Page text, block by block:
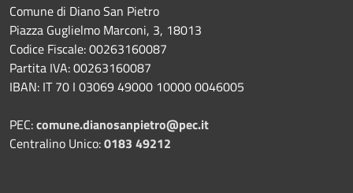
Comune di Diano San Pietro
Piazza Guglielmo Marconi, 3, 18013
Codice Fiscale: 00263160087
Partita IVA: 00263160087
IBAN: IT 70 I 03069 49000 10000 0046005
PEC:comune.dianosanpietro@pec.it
Centralino Unico:0183 49212